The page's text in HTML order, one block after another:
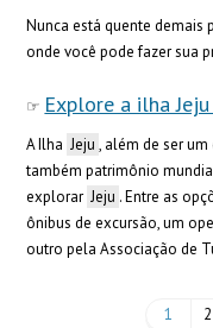
Nunca está quente
onde você pode fazer sua
Explore a ilha
A Ilha Jeju , além de ser
também patrimônio
explorar Jeju . Entre as
ônibus de excursão, um
outro pela Associação de
1 2